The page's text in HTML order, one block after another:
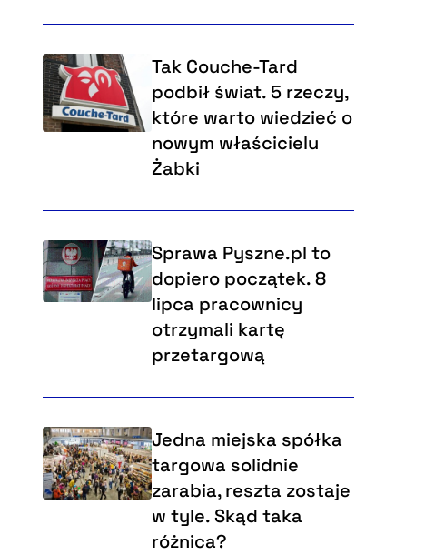
Tak Couche-Tard
podbił świat. 5 rzeczy,
które warto wiedzieć o
nowym właścicielu
Żabki
Sprawa Pyszne.pl to
dopiero początek. 8
lipca pracownicy
otrzymali kartę
przetargową
Jedna miejska spółka
targowa solidnie
zarabia, reszta zostaje
w tyle. Skąd taka
różnica?